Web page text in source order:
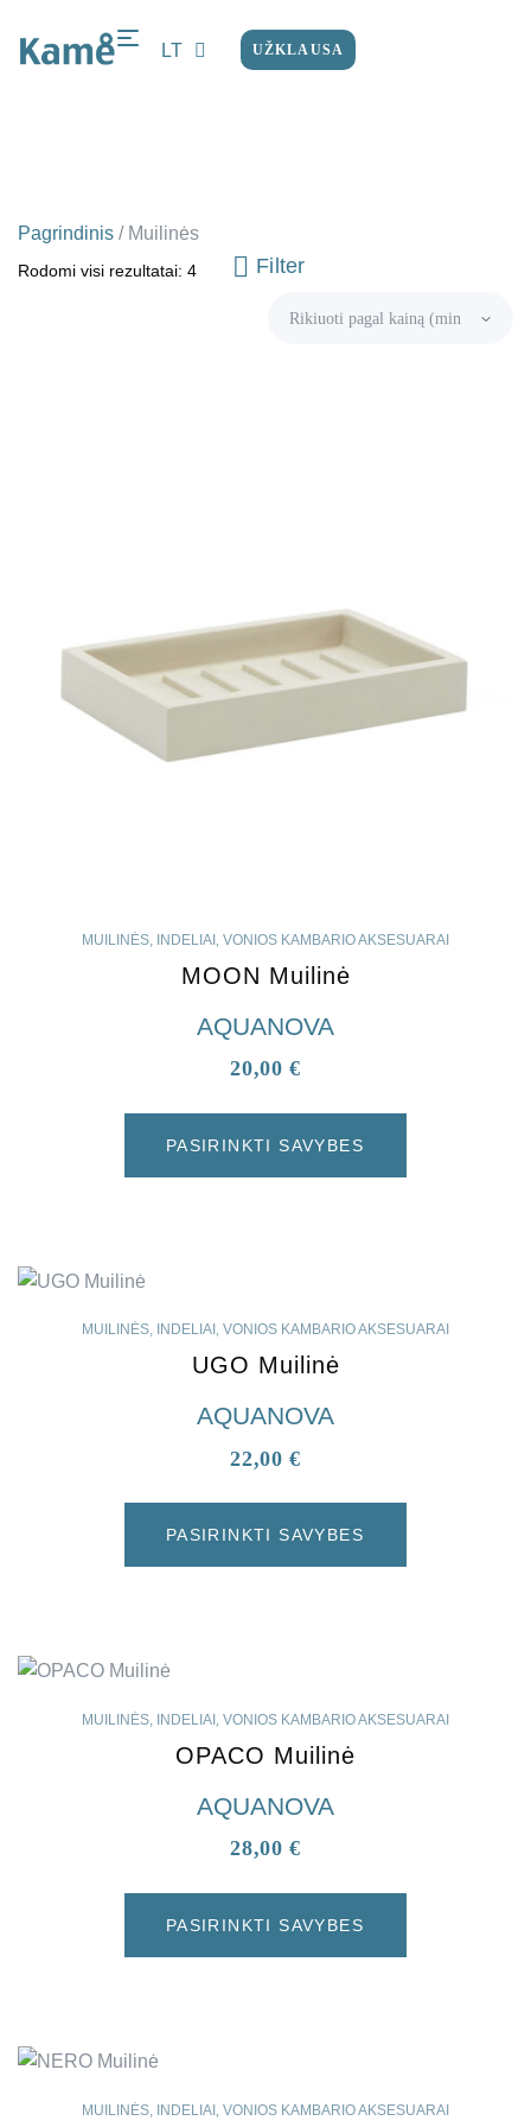
LT
EN UŽKLAUSA
Pagrindinis / Muilinės
Rodomi visi rezultatai: 4 Filter
MUILINĖS, INDELIAI, VONIOS KAMBARIO AKSESUARAI
MOON Muilinė
AQUANOVA
20,00 €
PASIRINKTI SAVYBES
MUILINĖS, INDELIAI , VONIOS KAMBARIO AKSESUARAI
UGO Muilinė
AQUANOVA
22,00 €
PASIRINKTI SAVYBES
MUILINĖS, INDELIAI , VONIOS KAMBARIO AKSESUARAI
OPACO Muilinė
AQUANOVA
28,00 €
PASIRINKTI SAVYBES
MUILINĖS, INDELIAI VONIOS KAMBARIO AKSESUARAI